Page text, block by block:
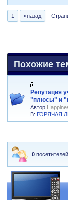
1 «назад
Похожие
Репутация
"плюсы" и
Автор
В: ГОРЯЧАЯ
0